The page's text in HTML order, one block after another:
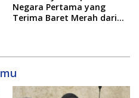
Negara Pertama yang
Terima Baret Merah dari